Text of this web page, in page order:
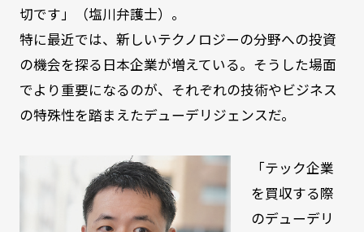
切です」（塩川弁護士）。
特に最近では、新しいテクノロジーの分野への投資
の機会を探る日本企業が増えている。そうした場面
でより重要になるのが、それぞれの技術やビジネス
の特殊性を踏まえたデューデリジェンスだ。
「テック企業
を買収する際
のデューデリ